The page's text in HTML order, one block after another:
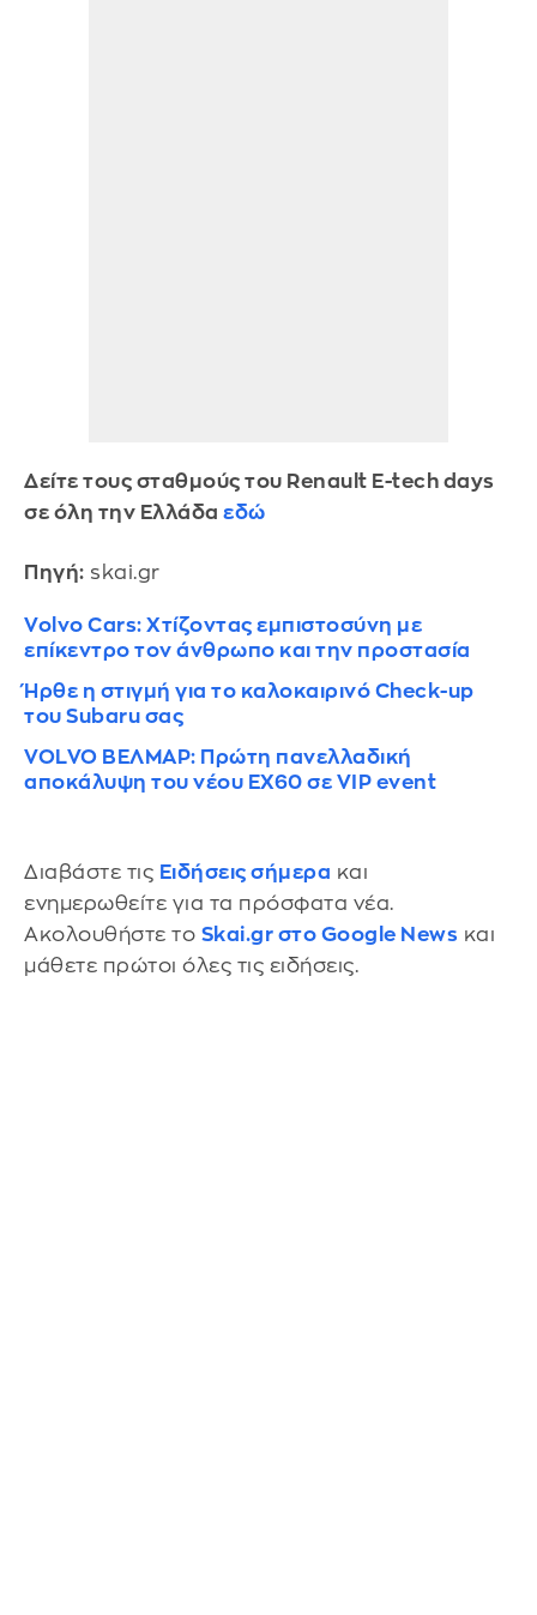
Δείτε τους σταθμούς του Renault E-tech days
σε όλη την Ελλάδα εδώ
Πηγή: skai.gr
Volvo Cars: Χτίζοντας εμπιστοσύνη με
επίκεντρο τον άνθρωπο και την προστασία
Ήρθε η στιγμή για τo καλοκαιρινό Check-up
του Subaru σας
VOLVO ΒΕΛΜΑΡ: Πρώτη πανελλαδική
αποκάλυψη του νέου EX60 σε VIP event
Διαβάστε τις Ειδήσεις σήμερα και
ενημερωθείτε για τα πρόσφατα νέα.
Ακολουθήστε το Skai.gr στο Google News και
μάθετε πρώτοι όλες τις ειδήσεις.